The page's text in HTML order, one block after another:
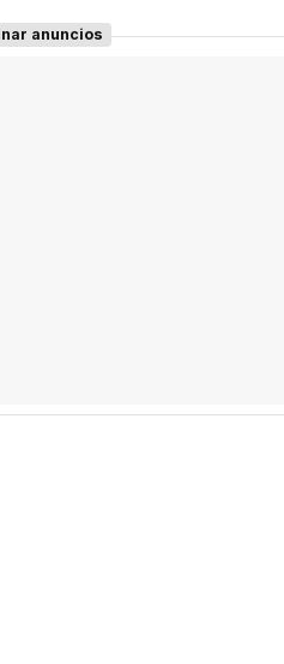
anuncios